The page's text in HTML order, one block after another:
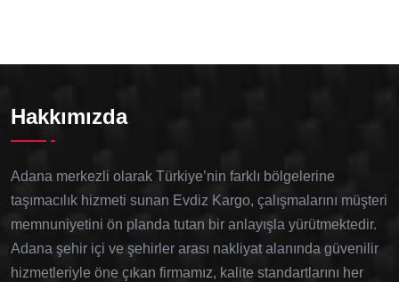
Hakkımızda
Adana merkezli olarak Türkiye’nin farklı bölgelerine
taşımacılık hizmeti sunan Evdiz Kargo, çalışmalarını müşteri
memnuniyetini ön planda tutan bir anlayışla yürütmektedir.
Adana şehir içi ve şehirler arası nakliyat alanında güvenilir
hizmetleriyle öne çıkan firmamız, kalite standartlarını her